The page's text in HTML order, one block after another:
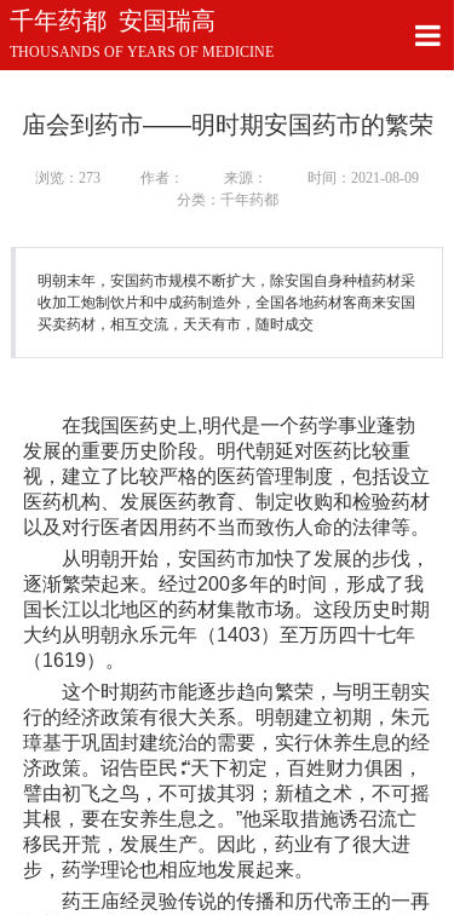
千年药都 安国瑞高
THOUSANDS OF YEARS OF MEDICINE
公
新
庙会到药市——明时期安国药市的繁荣
浏览： 273 作者： 来源：
时间：2021-08-09
分类：千年药都
明朝末年，安国药市规模不断扩大，除安国自身种植药材采
收加工炮制饮片和中成药制造外，全国各地药材客商来安国
买卖药材，相互交流，天天有市，随时成交
在我国医药史上,明代是一个药学事业蓬勃
发展的重要历史阶段。明代朝延对医药比较重
视，建立了比较严格的医药管理制度，包括设立
医药机构、发展医药教育、制定收购和检验药材
以及对行医者因用药不当而致伤人命的法律等。
从明朝开始，安国药市加快了发展的步伐，
逐渐繁荣起来。经过200多年的时间，形成了我
国长江以北地区的药材集散市场。这段历史时期
大约从明朝永乐元年（1403）至万历四十七年
（1619）。
这个时期药市能逐步趋向繁荣，与明王朝实
行的经济政策有很大关系。明朝建立初期，朱元
璋基于巩固封建统治的需要，实行休养生息的经
济政策。诏告臣民∶“天下初定，百姓财力俱困，
譬由初飞之鸟，不可拔其羽；新植之术，不可摇
其根，要在安养生息之。”他采取措施诱召流亡
移民开荒，发展生产。因此，药业有了很大进
步，药学理论也相应地发展起来。
药王庙经灵验传说的传播和历代帝王的一再